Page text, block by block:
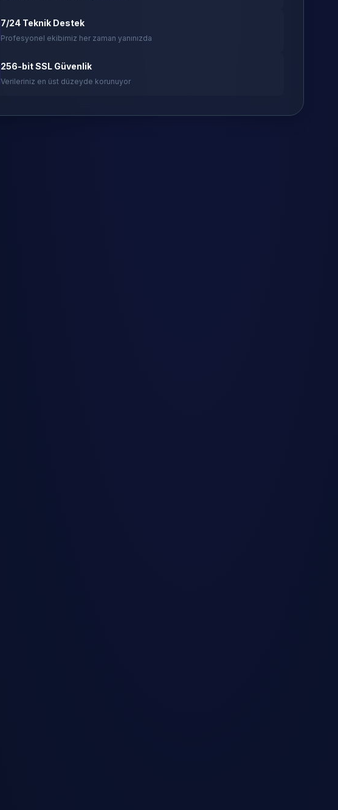
7/24 Teknik Destek
Profesyonel ekibimiz her zaman yanınızda
256-bit SSL Güvenlik
Verileriniz en üst düzeyde korunuyor